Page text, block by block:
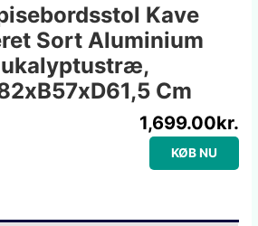
Kave
Sort Aluminium
Cm
1,699.00kr.
KØB NU